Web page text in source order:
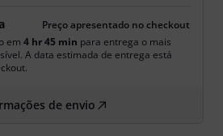
Preço apresentado no checkout
em 4 hr 45 min para entrega o mais
A data estimada de entrega está
de envio